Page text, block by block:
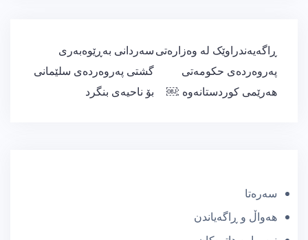
ڕێدۆزیی
سەردانی بەڕێوەبەری
گشتی پەروەردەی سلێمانی
بۆ ناحیەی بنگرد
ڕاگەیەندراوێک لە وەزارەتی
پەروەردەی حکومەتی
هەرێمی کوردستانەوە :￼
سەرەتا
هەواڵ و ڕاگەیاندن